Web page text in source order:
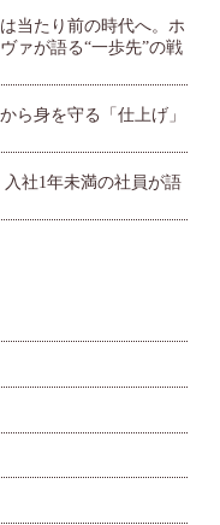
当たり前の時代へ。ホ
ァが語る“一歩先”の戦
ら身を守る「仕上げ」
社1年未満の社員が語